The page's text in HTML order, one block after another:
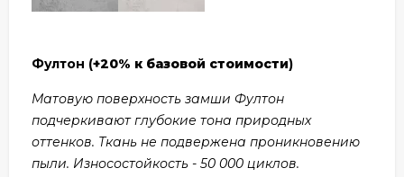
Фултон (+20% к базовой стоимости)
Матовую поверхность замши Фултон
подчеркивают глубокие тона природных
оттенков. Ткань не подвержена проникновению
пыли. Износостойкость - 50 000 циклов.